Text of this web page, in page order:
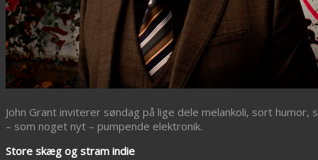
John Grant inviterer søndag på lige dele melankoli, sort
– som noget nyt – pumpende elektronik.
Store skæg og stram indie